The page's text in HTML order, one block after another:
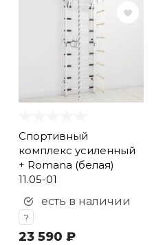
Спортивный
комплекс усиленный
+ Romana (белая)
11.05-01
есть в наличии
?
23 590 ₽